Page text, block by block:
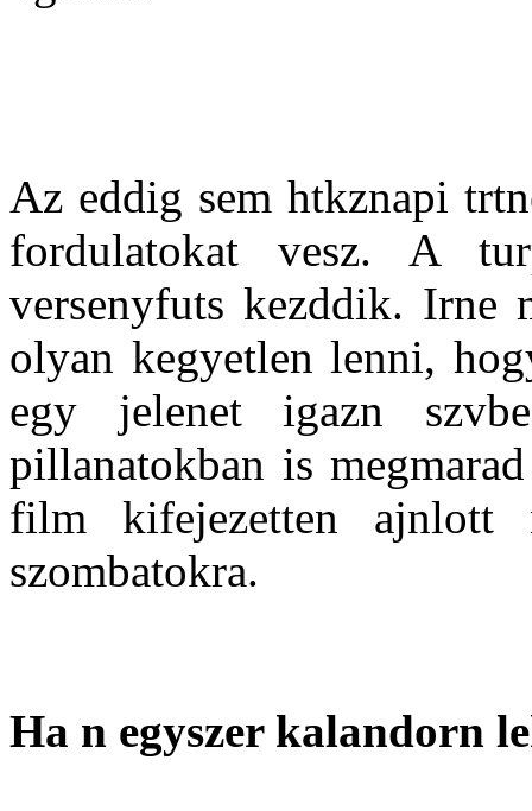
Az eddig sem htkznapi
fordulatokat vesz. A
versenyfuts kezddik. Irne
olyan kegyetlen lenni,
egy jelenet igazn
pillanatokban is
film kifejezetten ajnlott
szombatokra.
Ha n egyszer kalandorn